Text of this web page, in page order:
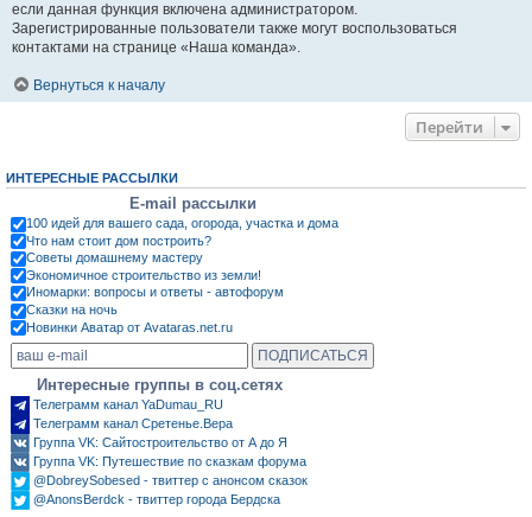
если данная функция включена администратором.
Зарегистрированные пользователи также могут воспользоваться
контактами на странице «Наша команда».
Вернуться к началу
Перейти
ИНТЕРЕСНЫЕ РАССЫЛКИ
E-mail рассылки
100 идей для вашего сада, огорода, участка и дома
Что нам стоит дом построить?
Советы домашнему мастеру
Экономичное строительство из земли!
Иномарки: вопросы и ответы - автофорум
Сказки на ночь
Новинки Аватар от Avataras.net.ru
Интересные группы в соц.сетях
Телеграмм канал YaDumau_RU
Телеграмм канал Сретенье.Вера
Группа VK: Сайтостроительство от А до Я
Группа VK: Путешествие по сказкам форума
@DobreySobesed - твиттер с анонсом сказок
@AnonsBerdck - твиттер города Бердска